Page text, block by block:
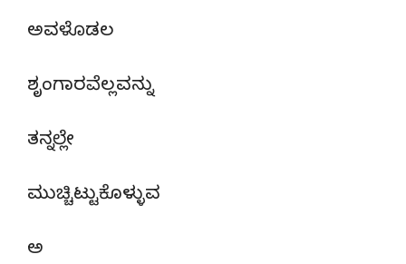
ಅವಳೊಡಲ
ಶೃಂಗಾರವೆಲ್ಲವನ್ನು
ತನ್ನಲ್ಲೇ
ಮುಚ್ಚಿಟ್ಟುಕೊಳ್ಳುವ
ಅ